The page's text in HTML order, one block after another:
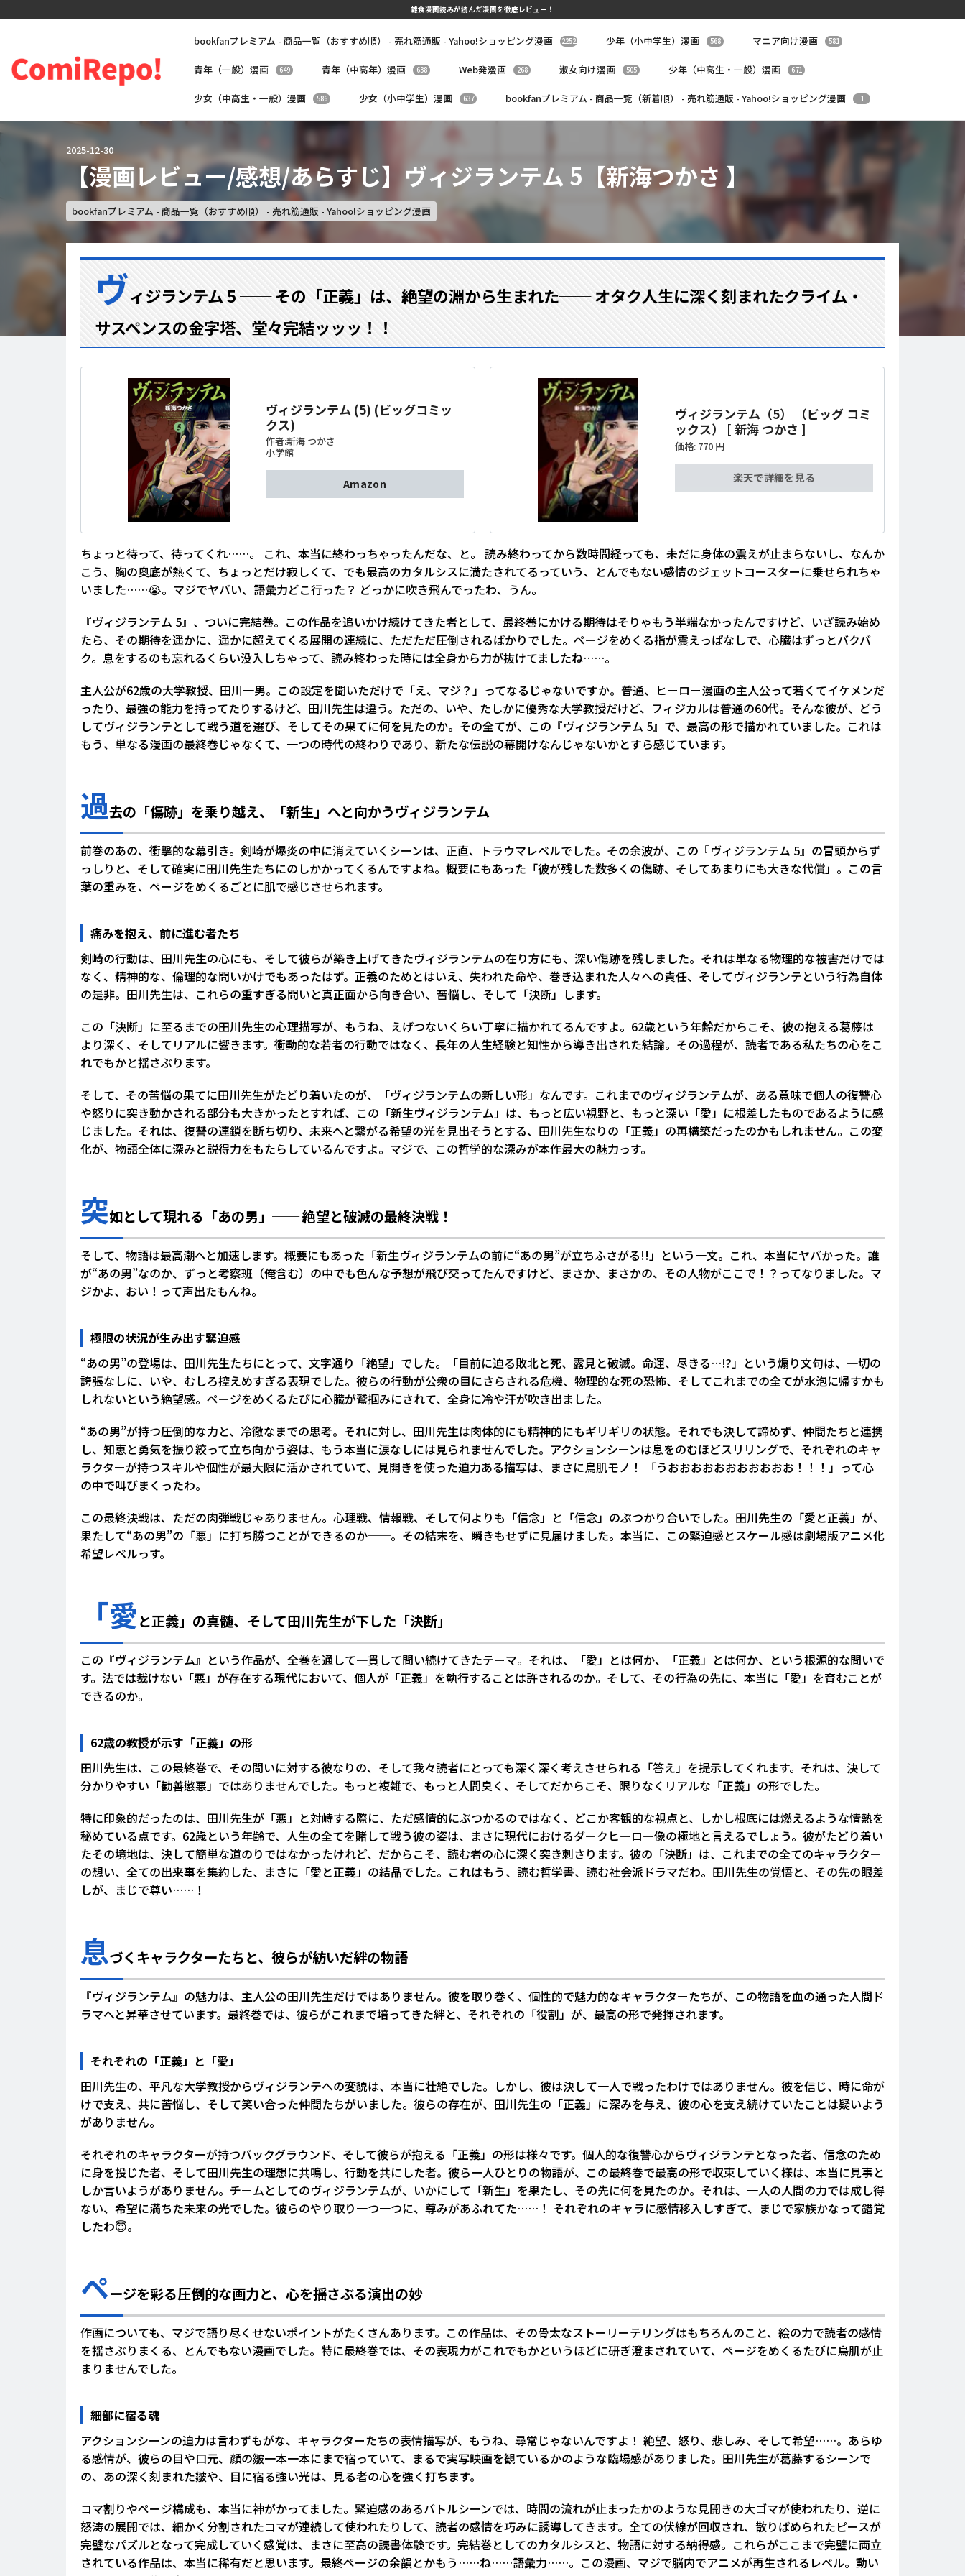
雑食漫画読みが読んだ漫画を徹底レビュー！
bookfanプレミアム - 商品一覧（おすすめ順） - 売れ筋通販 - Yahoo!ショッピング漫画 2252 少年（小中学生）漫画 568 マニア向け漫画 581
青年（一般）漫画 649 青年（中高年）漫画 638 Web発漫画 268 淑女向け漫画 505 少年（中高生・一般）漫画 671
少女（中高生・一般）漫画 586 少女（小中学生）漫画 637 bookfanプレミアム - 商品一覧（新着順） - 売れ筋通販 - Yahoo!ショッピング漫画 1
2025-12-30
【漫画レビュー/感想/あらすじ】ヴィジランテム 5【新海つかさ 】
bookfanプレミアム - 商品一覧（おすすめ順） - 売れ筋通販 - Yahoo!ショッピング漫画
ヴィジランテム 5 ── その「正義」は、絶望の淵から生まれた── オタク人生に深く刻まれたクライム・
サスペンスの金字塔、堂々完結ッッッ！！
ヴィジランテム (5) (ビッグコミッ
クス)
作者:新海 つかさ
小学館
Amazon
ヴィジランテム（5） （ビッグ コミ
ックス） [ 新海 つかさ ]
価格:770 円
楽天で詳細を見る
ちょっと待って、待ってくれ……。 これ、本当に終わっちゃったんだな、と。 読み終わってから数時間経っても、未だに身体の震えが止まらないし、なんか
こう、胸の奥底が熱くて、ちょっとだけ寂しくて、でも最高のカタルシスに満たされてるっていう、とんでもない感情のジェットコースターに乗せられちゃ
いました……😭。マジでヤバい、語彙力どこ行った？ どっかに吹き飛んでったわ、うん。
『ヴィジランテム 5』、ついに完結巻。この作品を追いかけ続けてきた者として、最終巻にかける期待はそりゃもう半端なかったんですけど、いざ読み始め
たら、その期待を遥かに、遥かに超えてくる展開の連続に、ただただ圧倒されるばかりでした。ページをめくる指が震えっぱなしで、心臓はずっとバクバ
ク。息をするのも忘れるくらい没入しちゃって、読み終わった時には全身から力が抜けてましたね……。
主人公が62歳の大学教授、田川一男。この設定を聞いただけで「え、マジ？」ってなるじゃないですか。普通、ヒーロー漫画の主人公って若くてイケメンだ
ったり、最強の能力を持ってたりするけど、田川先生は違う。ただの、いや、たしかに優秀な大学教授だけど、フィジカルは普通の60代。そんな彼が、どう
してヴィジランテとして戦う道を選び、そしてその果てに何を見たのか。その全てが、この『ヴィジランテム 5』で、最高の形で描かれていました。これは
もう、単なる漫画の最終巻じゃなくて、一つの時代の終わりであり、新たな伝説の幕開けなんじゃないかとすら感じています。
過去の「傷跡」を乗り越え、「新生」へと向かうヴィジランテム
前巻のあの、衝撃的な幕引き。剣崎が爆炎の中に消えていくシーンは、正直、トラウマレベルでした。その余波が、この『ヴィジランテム 5』の冒頭からず
っしりと、そして確実に田川先生たちにのしかかってくるんですよね。概要にもあった「彼が残した数多くの傷跡、そしてあまりにも大きな代償」。この言
葉の重みを、ページをめくるごとに肌で感じさせられます。
痛みを抱え、前に進む者たち
剣崎の行動は、田川先生の心にも、そして彼らが築き上げてきたヴィジランテムの在り方にも、深い傷跡を残しました。それは単なる物理的な被害だけでは
なく、精神的な、倫理的な問いかけでもあったはず。正義のためとはいえ、失われた命や、巻き込まれた人々への責任、そしてヴィジランテという行為自体
の是非。田川先生は、これらの重すぎる問いと真正面から向き合い、苦悩し、そして「決断」します。
この「決断」に至るまでの田川先生の心理描写が、もうね、えげつないくらい丁寧に描かれてるんですよ。62歳という年齢だからこそ、彼の抱える葛藤は
より深く、そしてリアルに響きます。衝動的な若者の行動ではなく、長年の人生経験と知性から導き出された結論。その過程が、読者である私たちの心をこ
れでもかと揺さぶります。
そして、その苦悩の果てに田川先生がたどり着いたのが、「ヴィジランテムの新しい形」なんです。これまでのヴィジランテムが、ある意味で個人の復讐心
や怒りに突き動かされる部分も大きかったとすれば、この「新生ヴィジランテム」は、もっと広い視野と、もっと深い「愛」に根差したものであるように感
じました。それは、復讐の連鎖を断ち切り、未来へと繋がる希望の光を見出そうとする、田川先生なりの「正義」の再構築だったのかもしれません。この変
化が、物語全体に深みと説得力をもたらしているんですよ。マジで、この哲学的な深みが本作最大の魅力っす。
突如として現れる「あの男」── 絶望と破滅の最終決戦！
そして、物語は最高潮へと加速します。概要にもあった「新生ヴィジランテムの前に“あの男”が立ちふさがる!!」という一文。これ、本当にヤバかった。誰
が“あの男”なのか、ずっと考察班（俺含む）の中でも色んな予想が飛び交ってたんですけど、まさか、まさかの、その人物がここで！？ってなりました。マ
ジかよ、おい！って声出たもんね。
極限の状況が生み出す緊迫感
“あの男”の登場は、田川先生たちにとって、文字通り「絶望」でした。「目前に迫る敗北と死、露見と破滅。命運、尽きる…!?」という煽り文句は、一切の
誇張なしに、いや、むしろ控えめすぎる表現でした。彼らの行動が公衆の目にさらされる危機、物理的な死の恐怖、そしてこれまでの全てが水泡に帰すかも
しれないという絶望感。ページをめくるたびに心臓が鷲掴みにされて、全身に冷や汗が吹き出ました。
“あの男”が持つ圧倒的な力と、冷徹なまでの思考。それに対し、田川先生は肉体的にも精神的にもギリギリの状態。それでも決して諦めず、仲間たちと連携
し、知恵と勇気を振り絞って立ち向かう姿は、もう本当に涙なしには見られませんでした。アクションシーンは息をのむほどスリリングで、それぞれのキャ
ラクターが持つスキルや個性が最大限に活かされていて、見開きを使った迫力ある描写は、まさに鳥肌モノ！ 「うおおおおおおおおおおお！！！」って心
の中で叫びまくったわ。
この最終決戦は、ただの肉弾戦じゃありません。心理戦、情報戦、そして何よりも「信念」と「信念」のぶつかり合いでした。田川先生の「愛と正義」が、
果たして“あの男”の「悪」に打ち勝つことができるのか──。その結末を、瞬きもせずに見届けました。本当に、この緊迫感とスケール感は劇場版アニメ化
希望レベルっす。
「愛と正義」の真髄、そして田川先生が下した「決断」
この『ヴィジランテム』という作品が、全巻を通して一貫して問い続けてきたテーマ。それは、「愛」とは何か、「正義」とは何か、という根源的な問いで
す。法では裁けない「悪」が存在する現代において、個人が「正義」を執行することは許されるのか。そして、その行為の先に、本当に「愛」を育むことが
できるのか。
62歳の教授が示す「正義」の形
田川先生は、この最終巻で、その問いに対する彼なりの、そして我々読者にとっても深く深く考えさせられる「答え」を提示してくれます。それは、決して
分かりやすい「勧善懲悪」ではありませんでした。もっと複雑で、もっと人間臭く、そしてだからこそ、限りなくリアルな「正義」の形でした。
特に印象的だったのは、田川先生が「悪」と対峙する際に、ただ感情的にぶつかるのではなく、どこか客観的な視点と、しかし根底には燃えるような情熱を
秘めている点です。62歳という年齢で、人生の全てを賭して戦う彼の姿は、まさに現代におけるダークヒーロー像の極地と言えるでしょう。彼がたどり着い
たその境地は、決して簡単な道のりではなかったけれど、だからこそ、読む者の心に深く突き刺さります。彼の「決断」は、これまでの全てのキャラクター
の想い、全ての出来事を集約した、まさに「愛と正義」の結晶でした。これはもう、読む哲学書、読む社会派ドラマだわ。田川先生の覚悟と、その先の眼差
しが、まじで尊い……！
息づくキャラクターたちと、彼らが紡いだ絆の物語
『ヴィジランテム』の魅力は、主人公の田川先生だけではありません。彼を取り巻く、個性的で魅力的なキャラクターたちが、この物語を血の通った人間ド
ラマへと昇華させています。最終巻では、彼らがこれまで培ってきた絆と、それぞれの「役割」が、最高の形で発揮されます。
それぞれの「正義」と「愛」
田川先生の、平凡な大学教授からヴィジランテへの変貌は、本当に壮絶でした。しかし、彼は決して一人で戦ったわけではありません。彼を信じ、時に命が
けで支え、共に苦悩し、そして笑い合った仲間たちがいました。彼らの存在が、田川先生の「正義」に深みを与え、彼の心を支え続けていたことは疑いよう
がありません。
それぞれのキャラクターが持つバックグラウンド、そして彼らが抱える「正義」の形は様々です。個人的な復讐心からヴィジランテとなった者、信念のため
に身を投じた者、そして田川先生の理想に共鳴し、行動を共にした者。彼ら一人ひとりの物語が、この最終巻で最高の形で収束していく様は、本当に見事と
しか言いようがありません。チームとしてのヴィジランテムが、いかにして「新生」を果たし、その先に何を見たのか。それは、一人の人間の力では成し得
ない、希望に満ちた未来の光でした。彼らのやり取り一つ一つに、尊みがあふれてた……！ それぞれのキャラに感情移入しすぎて、まじで家族かなって錯覚
したわ😇。
ページを彩る圧倒的な画力と、心を揺さぶる演出の妙
作画についても、マジで語り尽くせないポイントがたくさんあります。この作品は、その骨太なストーリーテリングはもちろんのこと、絵の力で読者の感情
を揺さぶりまくる、とんでもない漫画でした。特に最終巻では、その表現力がこれでもかというほどに研ぎ澄まされていて、ページをめくるたびに鳥肌が止
まりませんでした。
細部に宿る魂
アクションシーンの迫力は言わずもがな、キャラクターたちの表情描写が、もうね、尋常じゃないんですよ！ 絶望、怒り、悲しみ、そして希望……。あらゆ
る感情が、彼らの目や口元、顔の皺一本一本にまで宿っていて、まるで実写映画を観ているかのような臨場感がありました。田川先生が葛藤するシーンで
の、あの深く刻まれた皺や、目に宿る強い光は、見る者の心を強く打ちます。
コマ割りやページ構成も、本当に神がかってました。緊迫感のあるバトルシーンでは、時間の流れが止まったかのような見開きの大ゴマが使われたり、逆に
怒涛の展開では、細かく分割されたコマが連続して使われたりして、読者の感情を巧みに誘導してきます。全ての伏線が回収され、散りばめられたピースが
完璧なパズルとなって完成していく感覚は、まさに至高の読書体験です。完結巻としてのカタルシスと、物語に対する納得感。これらがここまで完璧に両立
されている作品は、本当に稀有だと思います。最終ページの余韻とかもう……ね……語彙力……。この漫画、マジで脳内でアニメが再生されるレベル。動い